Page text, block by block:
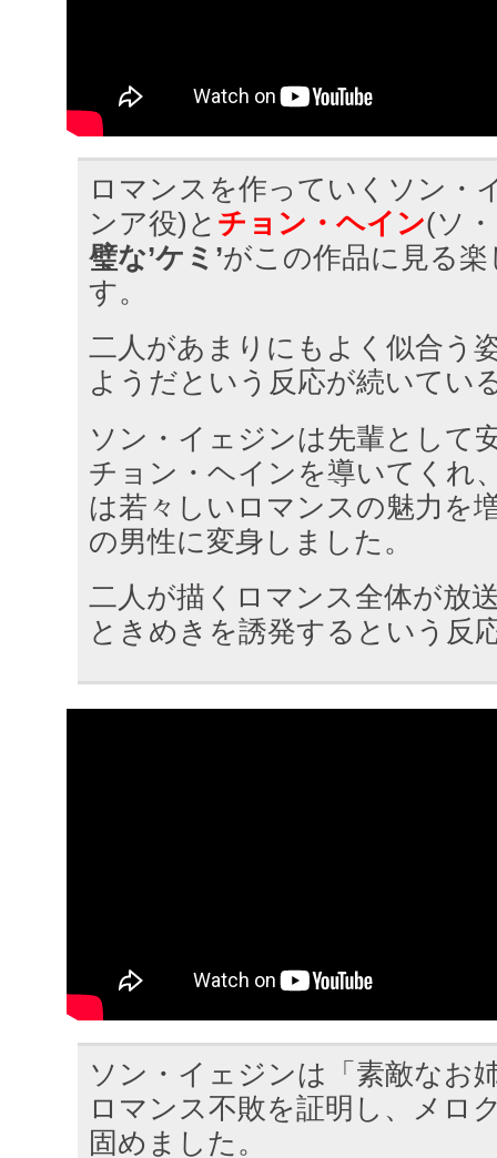
ロマンスを作っていくソン・
ンア役)と チョン・ヘイン(ソ
璧な’ケミ’がこの作品に見る
す。
二人があまりにもよく似合う
ようだという反応が続いてい
ソン・イェジンは先輩として
チョン・ヘインを導いてくれ
は若々しいロマンスの魅力を
の男性に変身しました。
二人が描くロマンス全体が放
ときめきを誘発するという反
ソン・イェジンは「素敵なお
ロマンス不敗を証明し、メロ
固めました。